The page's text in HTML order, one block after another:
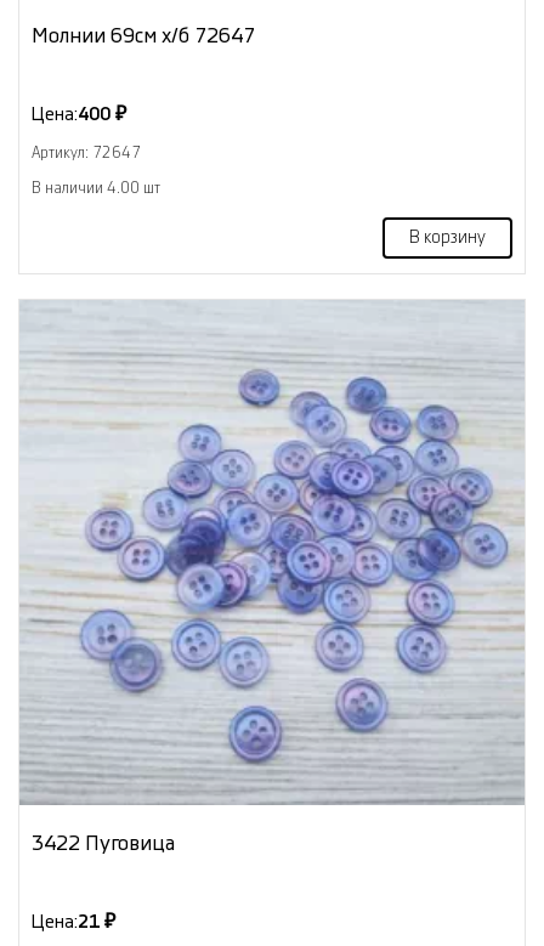
Молнии 69см х/б 72647
Цена:400 ₽
Артикул: 72647
В наличии 4.00 шт
В корзину
3422 Пуговица
Цена:21 ₽